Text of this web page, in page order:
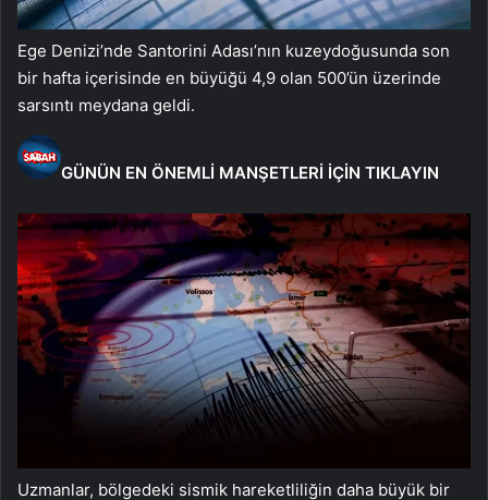
Ege Denizi’nde Santorini Adası’nın kuzeydoğusunda son
bir hafta içerisinde en büyüğü 4,9 olan 500’ün üzerinde
sarsıntı meydana geldi.
GÜNÜN EN ÖNEMLİ MANŞETLERİ İÇİN TIKLAYIN
Uzmanlar, bölgedeki sismik hareketliliğin daha büyük bir